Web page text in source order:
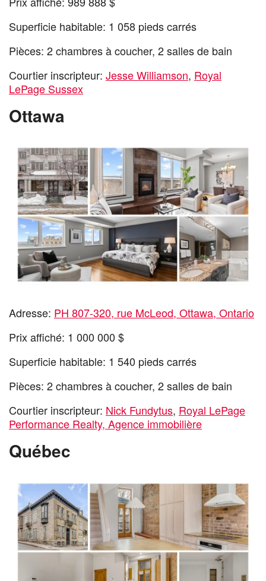
Superficie habitable: 1 058 pieds carrés
Pièces: 2 chambres à coucher, 2 salles de bain
Courtier inscripteur: Jesse Williamson, Royal
LePage Sussex
Ottawa
Adresse: PH 807-320, rue McLeod, Ottawa, Ontario
Prix affiché: 1 000 000 $
Superficie habitable: 1 540 pieds carrés
Pièces: 2 chambres à coucher, 2 salles de bain
Courtier inscripteur: Nick Fundytus, Royal LePage
Performance Realty, Agence immobilière
Québec